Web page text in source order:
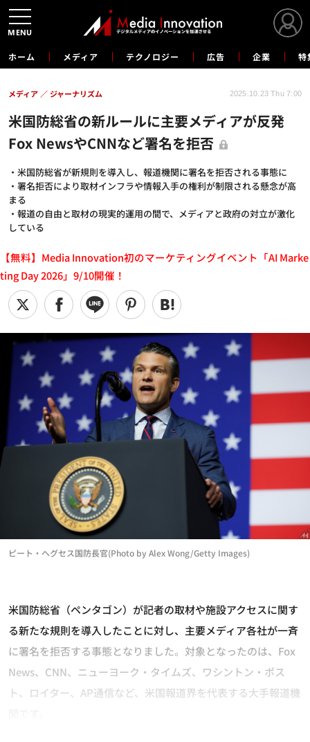
ホーム メディア テクノロジー 広告 企業 特
米国防総省の新ルールに主要メディアが反発
Fox NewsやCNNなど署名を拒否
・米国防総省が新規則を導入し、報道機関に署名を拒否される事態に
・署名拒否により取材インフラや情報入手の権利が制限される懸念が高
まる
・報道の自由と取材の現実的運用の間で、メディアと政府の対立が激化
している
メディア ジャーナリズム 2025.10.23 Thu 7:00
【無料】Media Innovation初のマーケティングイベント「AI Marke
ting Day 2026」9/10開催！
ピート・ヘグセス国防長官(Photo by Alex Wong/Getty Images)
米国防総省（ペンタゴン）が記者の取材や施設アクセスに関す
る新たな規則を導入したことに対し、主要メディア各社が一斉
に署名を拒否する事態となりました。対象となったのは、Fox
News、CNN、ニューヨーク・タイムズ、ワシントン・ポス
ト、ロイター、AP通信など、米国報道界を代表する大手報道機
MENU